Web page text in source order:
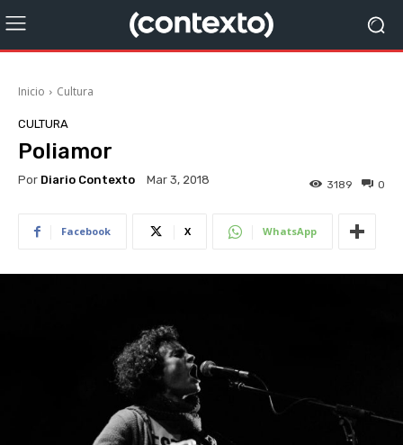
Inicio Cultura
CULTURA
Poliamor
Por Diario Contexto Mar 3, 2018 0
3189
Facebook X WhatsApp